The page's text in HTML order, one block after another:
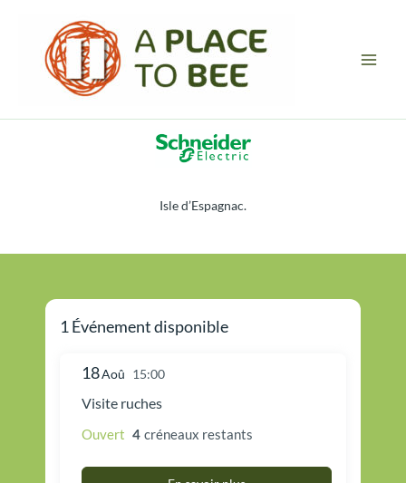
contenu
Isle d’Espagnac.
1 Événement disponible
18Aoû 15:00
Visite ruches
Ouvert 4 créneaux restants